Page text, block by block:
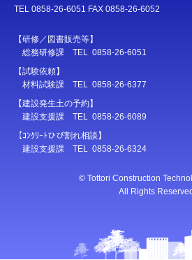
TEL 0858-26-6051 FAX 0858-26-6052
【研修／図書販売等】
総務研修課 TEL 0858-26-6051
【試験依頼】
材料試験課 TEL 0858-26-6377
【建設発生土の予約】
建設支援課 TEL 0858-26-6089
【ｺﾝｸﾘｰﾄひび割れ相談】
建設支援課 TEL 0858-26-6324
© Tottori Construction
All Rights